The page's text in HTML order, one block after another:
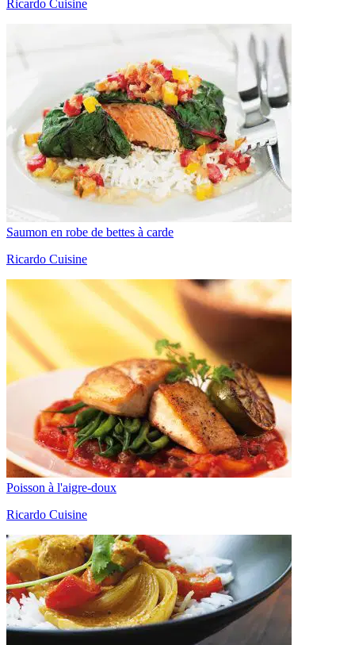
Ricardo Cuisine
Saumon en robe de bettes à carde
Ricardo Cuisine
Poisson à l'aigre-doux
Ricardo Cuisine